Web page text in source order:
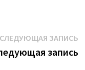
СЛЕДУЮЩАЯ ЗАПИСЬ
запись